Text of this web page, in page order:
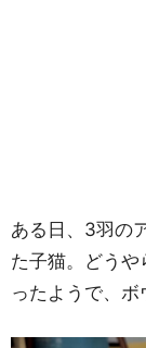
ある日、3羽の
た子猫。どう
ったようで、